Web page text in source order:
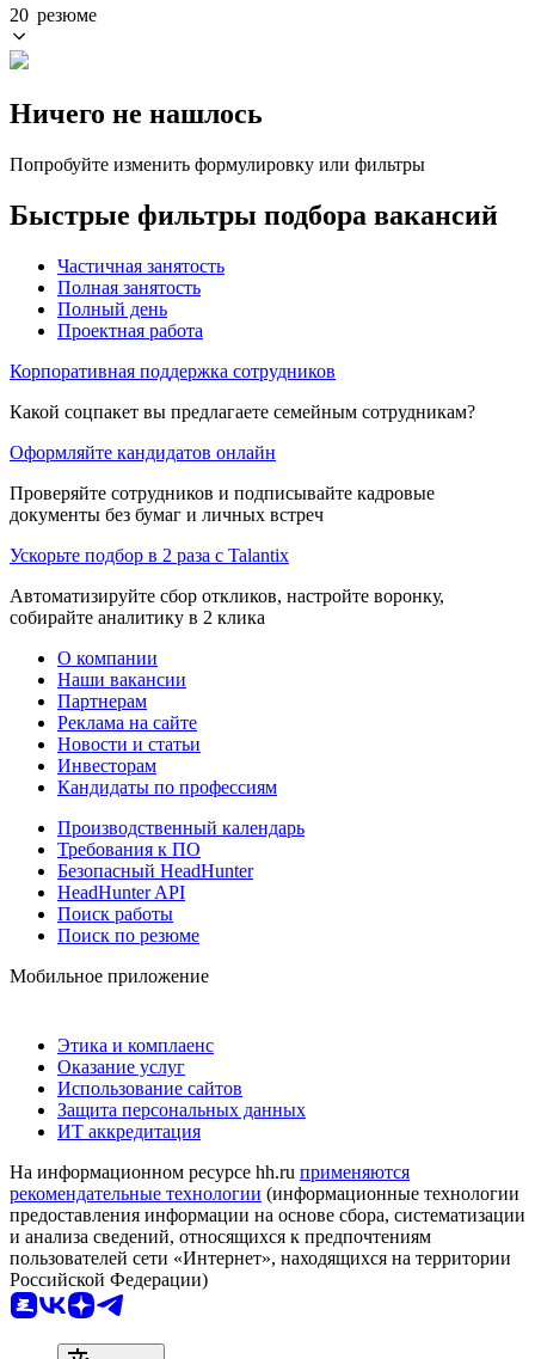
20 резюме
Ничего не нашлось
Попробуйте изменить формулировку или фильтры
Быстрые фильтры подбора вакансий
Частичная занятость
Полная занятость
Полный день
Проектная работа
Корпоративная поддержка сотрудников
Какой соцпакет вы предлагаете семейным сотрудникам?
Оформляйте кандидатов онлайн
Проверяйте сотрудников и подписывайте кадровые
документы без бумаг и личных встреч
Ускорьте подбор в 2 раза с Talantix
Автоматизируйте сбор откликов, настройте воронку,
собирайте аналитику в 2 клика
О компании
Наши вакансии
Партнерам
Реклама на сайте
Новости и статьи
Инвесторам
Кандидаты по профессиям
Производственный календарь
Требования к ПО
Безопасный HeadHunter
HeadHunter API
Поиск работы
Поиск по резюме
Мобильное приложение
Этика и комплаенс
Оказание услуг
Использование сайтов
Защита персональных данных
ИТ аккредитация
На информационном ресурсе hh.ru применяются
рекомендательные технологии (информационные технологии
предоставления информации на основе сбора, систематизации
и анализа сведений, относящихся к предпочтениям
пользователей сети «Интернет», находящихся на территории
Российской Федерации)